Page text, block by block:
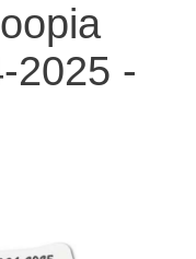
2025 -